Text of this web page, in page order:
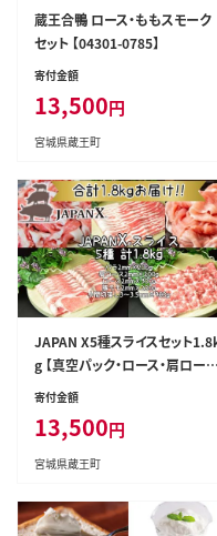
蔵王合鴨 ロース・ももスモーク
セット 【04301-0785】
寄付金額
13,500円
宮城県蔵王町
JAPAN X5種スライスセット
g 【真空パック・ロース・肩ロー
ス・バラ・モモ・小間】 【04301-05
寄付金額
13,500円
宮城県蔵王町